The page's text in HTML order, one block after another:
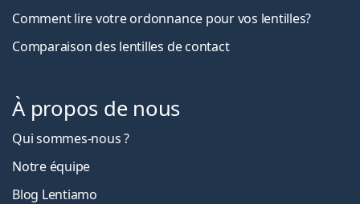
Comment lire votre ordonnance pour vos lentilles?
Comparaison des lentilles de contact
À propos de nous
Qui sommes-nous ?
Notre équipe
Blog Lentiamo